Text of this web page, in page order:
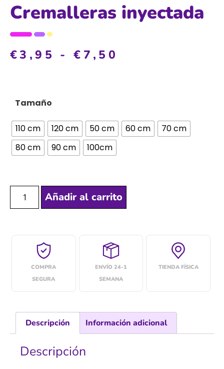
Cremalleras inyectada
€3,95 - € 7,50
Tamaño
110 cm 120 cm 50 cm 60 cm
70 cm
80 cm
90 cm 100cm
Añadir al carrito
COMPRA
SEGURA
ENVÍO 24-1
SEMANA
TIENDA FÍSICA
Descripción Información adicional
Descripción